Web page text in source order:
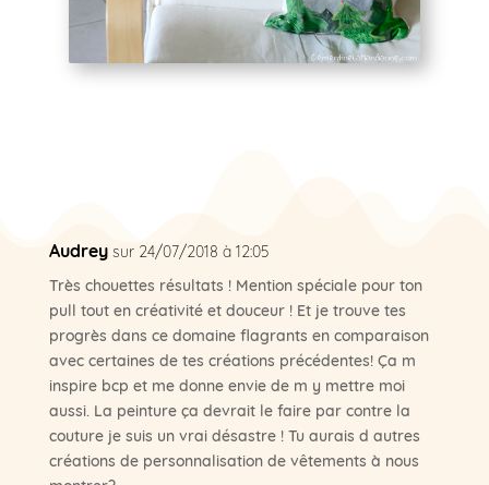
Audrey sur 24/07/2018 à 12:05
Très chouettes résultats ! Mention spéciale pour ton
pull tout en créativité et douceur ! Et je trouve tes
progrès dans ce domaine flagrants en comparaison
avec certaines de tes créations précédentes! Ça m
inspire bcp et me donne envie de m y mettre moi
aussi. La peinture ça devrait le faire par contre la
couture je suis un vrai désastre ! Tu aurais d autres
créations de personnalisation de vêtements à nous